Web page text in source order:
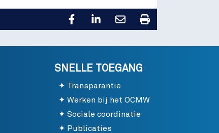
SNELLE TOEGANG
Transparantie
Werken bij het OCMW
Sociale coordinatie
Publicaties